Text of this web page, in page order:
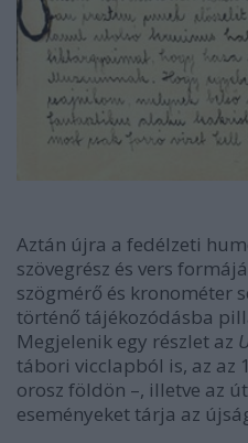
Aztán újra a fedélzeti
szövegrész és vers
szögmérő és kronométer
történő tájékozódásba
Megjelenik egy részlet az
tábori vicclapból is, az az
orosz földön –, illetve az
eseményeket tárja az